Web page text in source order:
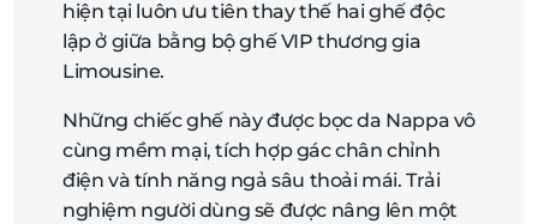
hiện tại luôn ưu tiên thay thế hai ghế độc
lập ở giữa bằng bộ ghế VIP thương gia
Limousine.
Những chiếc ghế này được bọc da Nappa vô
cùng mềm mại, tích hợp gác chân chỉnh
điện và tính năng ngả sâu thoải mái. Trải
nghiệm người dùng sẽ được nâng lên một